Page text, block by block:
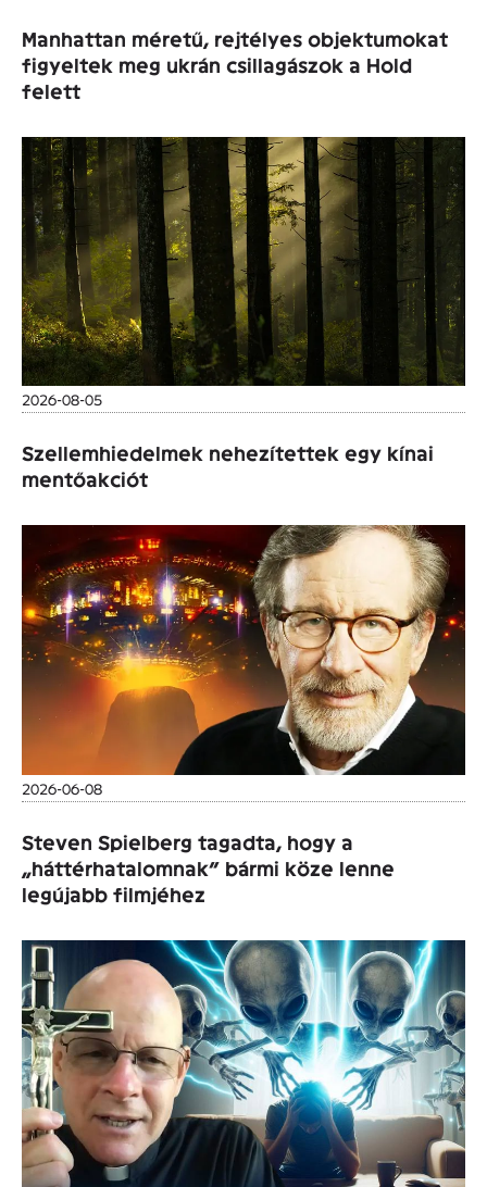
Manhattan méretű, rejtélyes objektumokat
figyeltek meg ukrán csillagászok a Hold
felett
2026-08-05
Szellemhiedelmek nehezítettek egy kínai
mentőakciót
2026-06-08
Steven Spielberg tagadta, hogy a
„háttérhatalomnak” bármi köze lenne
legújabb filmjéhez